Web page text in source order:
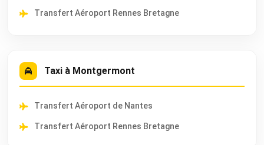
Transfert Aéroport Rennes Bretagne
Taxi à Montgermont
Transfert Aéroport de Nantes
Transfert Aéroport Rennes Bretagne